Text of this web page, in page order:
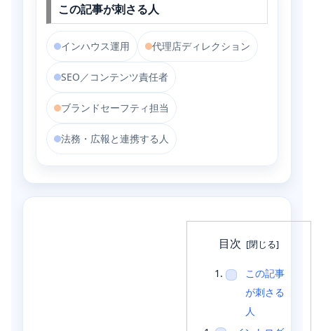
この記事が刺さる人
インハウス運用 代理店ディレクション
SEO／コンテンツ責任者
ブランドセーフティ担当
法務・広報と連携する人
目次
この記事
が刺さる
人